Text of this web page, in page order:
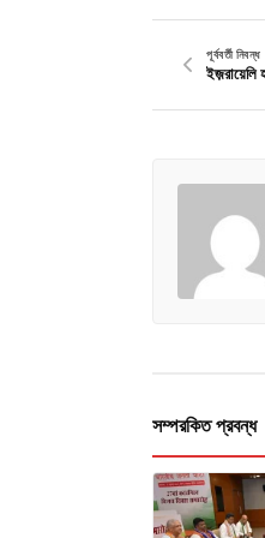
পূর্ববর্তী নিবন্ধ
ইজ়রায়েলি
সম্পরকিত প্রবন্ধ